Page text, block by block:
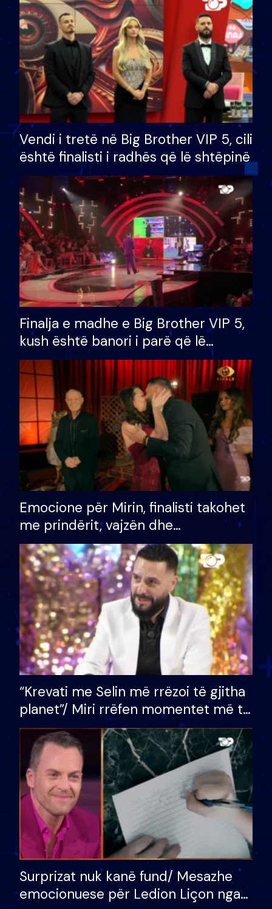
Vendi i tretë në Big Brother VIP 5, cili
është finalisti i radhës që lë shtëpinë
Finalja e madhe e Big Brother VIP 5,
kush është banori i parë që lë
shtëpinë dhe humb mundësinë për
të fituar çmimin e madh
Emocione për Mirin, finalisti takohet
me prindërit, vajzën dhe
bashkëshorten: S’kemi ndonjë letër
divorci apo jo?
“Krevati me Selin më rrëzoi të gjitha
planet”/ Miri rrëfen momentet më të
bukura në shtëpinë e BB VIP: Do më
mungojë zilja e mëngjesit kur…
Surprizat nuk kanë fund/ Mesazhe
emocionuese për Ledion Liçon nga